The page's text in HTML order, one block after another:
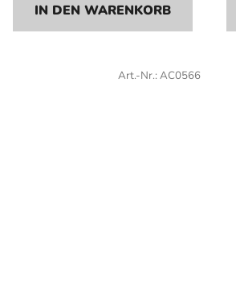
IN DEN WARENKORB
Art.-Nr.: AC0566